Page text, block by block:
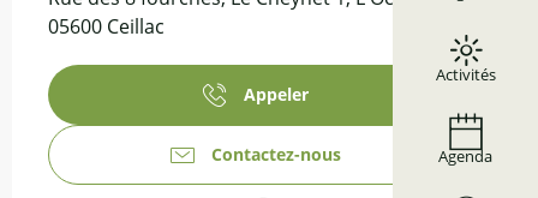
Activités
Agenda
05600 Ceillac
Appeler
Contactez-nous